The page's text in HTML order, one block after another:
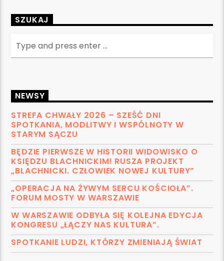
SZUKAJ
NEWSY
STREFA CHWAŁY 2026 – SZEŚĆ DNI
SPOTKANIA, MODLITWY I WSPÓLNOTY W
STARYM SĄCZU
BĘDZIE PIERWSZE W HISTORII WIDOWISKO O
KSIĘDZU BLACHNICKIM! RUSZA PROJEKT
„BLACHNICKI. CZŁOWIEK NOWEJ KULTURY”
„OPERACJA NA ŻYWYM SERCU KOŚCIOŁA”.
FORUM MOSTY W WARSZAWIE
W WARSZAWIE ODBYŁA SIĘ KOLEJNA EDYCJA
KONGRESU „ŁĄCZY NAS KULTURA”.
SPOTKANIE LUDZI, KTÓRZY ZMIENIAJĄ ŚWIAT